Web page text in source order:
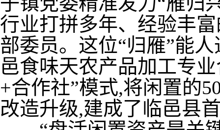
行业打拼多年、经验丰
部委员。这位“归雁”能
邑食味天农产品加工专
+合作社”模式,将闲置的
改造升级,建成了临邑县